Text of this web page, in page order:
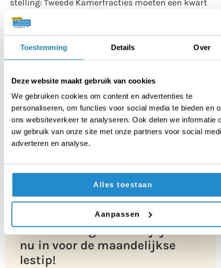
Toestemming Details Over
Deze website maakt gebruik van cookies
We gebruiken cookies om content en advertenties te
personaliseren, om functies voor social media te bieden en
ons websiteverkeer te analyseren. Ook delen we informatie
uw gebruik van onze site met onze partners voor social
adverteren en analyse.
Alles toestaan
Aanpassen
stelling: Tweede Kamerfracties moeten een kwart
van hun partij.
Ons nieuwste lesmateriaal in je
mail ontvangen? Schrijf je dan
nu in voor de maandelijkse
lestip!